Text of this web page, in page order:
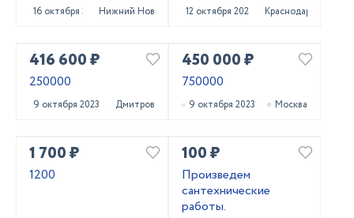
16 октября 2023Нижний Новгород 12 октября 2023 Краснодар
416 600 ₽
250000
9 октября 2023 Дмитров
450 000 ₽
750000
9 октября 2023 Москва
1 700 ₽
1200
100 ₽
Произведем
сантехнические
работы.